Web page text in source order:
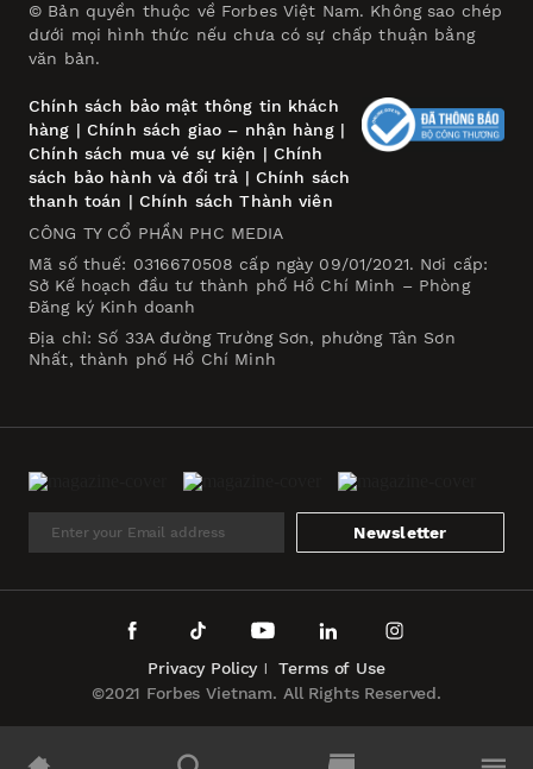
© Bản quyền thuộc về Forbes Việt Nam. Không sao chép
dưới mọi hình thức nếu chưa có sự chấp thuận bằng
văn bản.
Chính sách bảo mật thông tin khách
hàng | Chính sách giao – nhận hàng|
Chính sách mua vé sự kiện | Chính
sách bảo hành và đổi trả | Chính sách
thanh toán | Chính sách Thành viên
CÔNG TY CỔ PHẦN PHC MEDIA
Mã số thuế: 0316670508 cấp ngày 09/01/2021. Nơi cấp:
Sở Kế hoạch đầu tư thành phố Hồ Chí Minh – Phòng
Đăng ký Kinh doanh
Địa chỉ: Số 33A đường Trường Sơn, phường Tân Sơn
Nhất, thành phố Hồ Chí Minh
Newsletter
©2021 Forbes Vietnam. All Rights Reserved.
Privacy Policy Terms of Use